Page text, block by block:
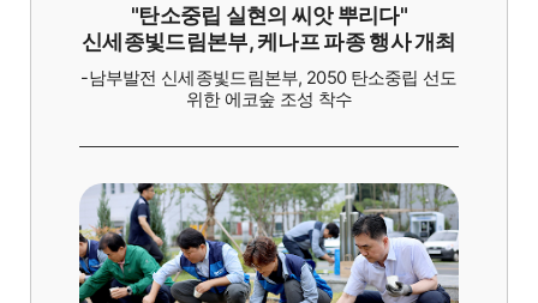
"탄소중립 실현의 씨앗 뿌리다"
신세종빛드림본부, 케나프 파종 행사 개최
-남부발전 신세종빛드림본부, 2050 탄소중립 선도
위한 에코숲 조성 착수